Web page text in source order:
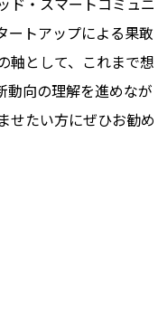
ートアップによる果敢
軸として、これまで想
動向の理解を進めなが
せたい方にぜひお勧め